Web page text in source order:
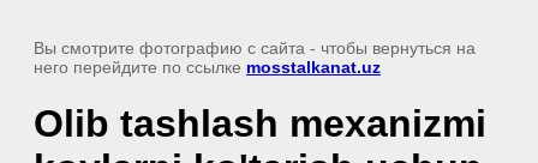
Вы смотрите фотографию с сайта - чтобы вернуться на
него перейдите по ссылке mosstalkanat.uz
Olib tashlash mexanizmi